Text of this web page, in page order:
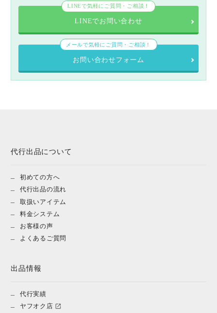
LINEで気軽にご質問・ご相談！
LINEでお問い合わせ
メールで気軽にご質問・ご相談！
お問い合わせフォーム
代行出品について
初めての方へ
代行出品の流れ
取扱いアイテム
料金システム
お客様の声
よくあるご質問
出品情報
代行実績
ヤフオク店